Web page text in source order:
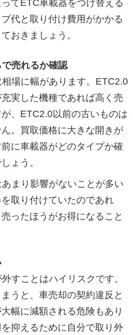
てETC車載器をつけ替える
代と取り付け費用がかかる
おきましょう。
売れるか確認
場に幅があります。ETC2.0
実した機種であれば高く売
、ETC2.0以前の古いものは
。買取価格に大きな開きが
に車載器がどのタイプか確
ょう。
まり影響がないことが多い
取り付けていたのであれ
ったほうがお得になること
すことはハイリスクです。
うと、車売却の契約違反と
幅に減額される危険もあり
抑えるために自分で取り外